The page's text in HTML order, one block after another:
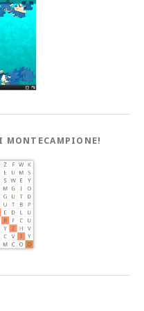
MONTECAMPIONE!